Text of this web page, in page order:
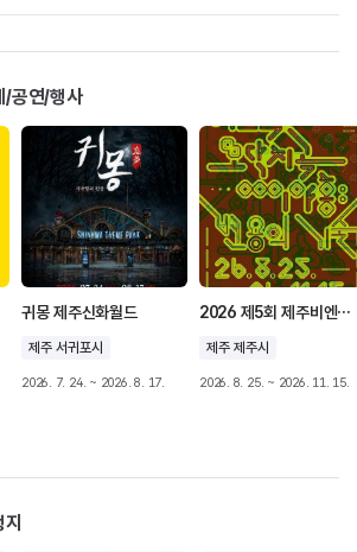
/공연/행사
귀몽 제주신화월드
제주 서귀포시
2026. 7. 24. ~ 2026. 8. 17.
2026 제5회 제주비엔날레 허끄곡 모닥치곡 이야홍 : 변용의 기술
제주 제주시
2026. 8. 25. ~ 2026. 11. 15.